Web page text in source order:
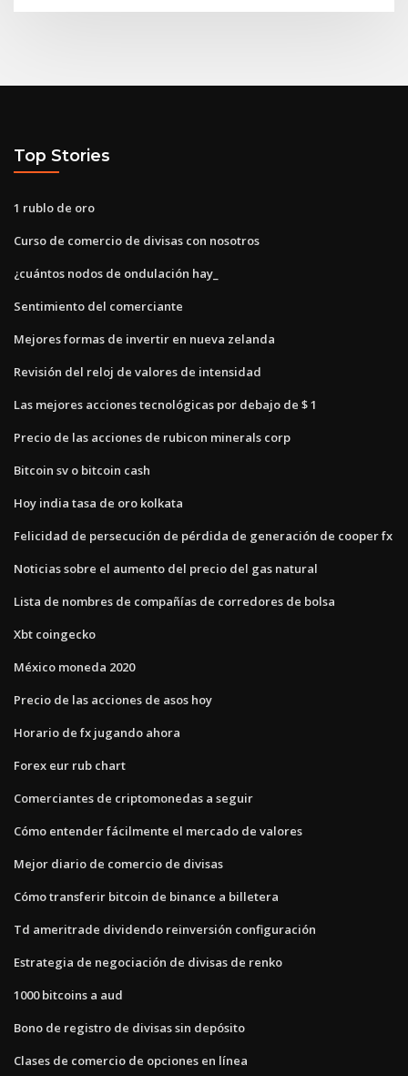
Top Stories
1 rublo de oro
Curso de comercio de divisas con nosotros
¿cuántos nodos de ondulación hay_
Sentimiento del comerciante
Mejores formas de invertir en nueva zelanda
Revisión del reloj de valores de intensidad
Las mejores acciones tecnológicas por debajo de $ 1
Precio de las acciones de rubicon minerals corp
Bitcoin sv o bitcoin cash
Hoy india tasa de oro kolkata
Felicidad de persecución de pérdida de generación de cooper fx
Noticias sobre el aumento del precio del gas natural
Lista de nombres de compañías de corredores de bolsa
Xbt coingecko
México moneda 2020
Precio de las acciones de asos hoy
Horario de fx jugando ahora
Forex eur rub chart
Comerciantes de criptomonedas a seguir
Cómo entender fácilmente el mercado de valores
Mejor diario de comercio de divisas
Cómo transferir bitcoin de binance a billetera
Td ameritrade dividendo reinversión configuración
Estrategia de negociación de divisas de renko
1000 bitcoins a aud
Bono de registro de divisas sin depósito
Clases de comercio de opciones en línea